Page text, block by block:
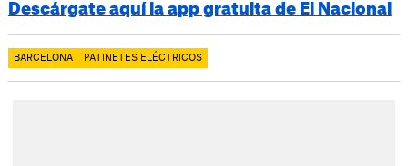
Descárgate aquí la app gratuita de El Nacional
BARCELONA PATINETES ELÉCTRICOS